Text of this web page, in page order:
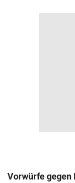
Vorwürfe gegen